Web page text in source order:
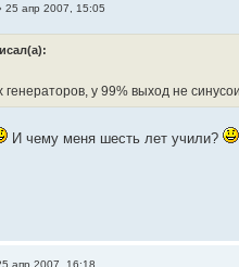
25 апр 2007, 15:05
генераторов, у 99% выход не
И чему меня шесть лет учили?
апр 2007, 16:18